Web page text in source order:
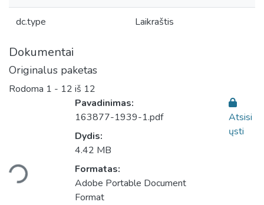
dc.type Laikraštis
Dokumentai
Originalus paketas
Rodoma 1 - 12 iš 12
Įkeliama...
Pavadinimas:
163877-1939-1.pdf
Dydis:
4.42 MB
Formatas:
Adobe Portable Document
Format
Atsisi
ųsti